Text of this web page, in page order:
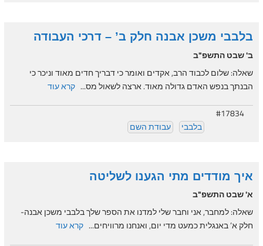
בלבבי משכן אבנה חלק ב’ – דרכי העבודה
ב' שבט התשפ"ב
שאלה: שלום לכבוד הרב, אקדים ואומר כי דבריך חדים מאוד וניכר כי
הבנתך בנפש האדם גדולה מאוד. ארצה לשאול מס... קרא עוד
#17834
בלבבי
עבודת השם
איך מודדים מתי הגענו לשליטה
א' שבט התשפ"ב
שאלה: למחבר, אני וחבר שלי למדנו את הספר שלך בלבבי משכן אבנה-
חלק א’ באנגלית כמעט מדי יום, ואנחנו מרוויחים... קרא עוד